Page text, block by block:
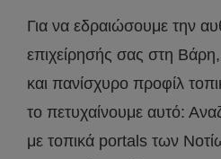
Για να εδραιώσουμε την
επιχείρησής σας στη
και πανίσχυρο προφίλ
το πετυχαίνουμε αυτό:
με τοπικά portals των